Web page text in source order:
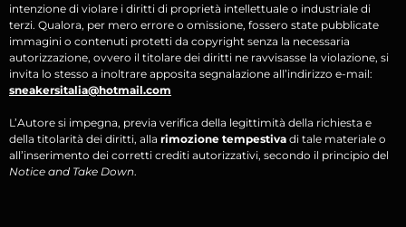
intenzione di violare i diritti di proprietà intellettuale o industriale di
terzi. Qualora, per mero errore o omissione, fossero state pubblicate
immagini o contenuti protetti da copyright senza la necessaria
autorizzazione, ovvero il titolare dei diritti ne ravvisasse la violazione, si
invita lo stesso a inoltrare apposita segnalazione all’indirizzo e-mail:
sneakersitalia@hotmail.com
L’Autore si impegna, previa verifica della legittimità della richiesta e
della titolarità dei diritti, alla rimozione tempestiva di tale materiale o
all’inserimento dei corretti crediti autorizzativi, secondo il principio del
Notice and Take Down.